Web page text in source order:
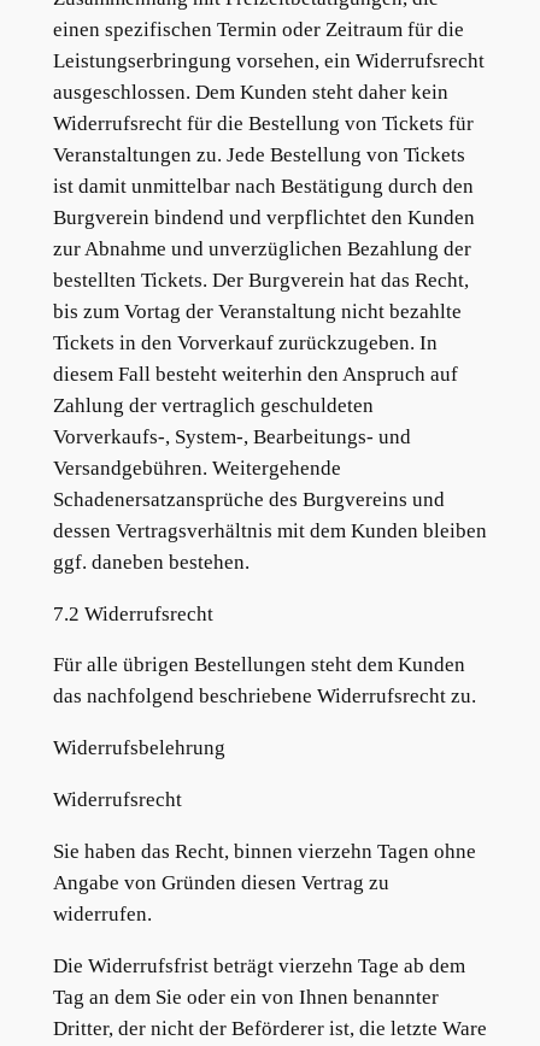
einen spezifischen Termin oder Zeitraum für die
Leistungserbringung vorsehen, ein Widerrufsrecht
ausgeschlossen. Dem Kunden steht daher kein
Widerrufsrecht für die Bestellung von Tickets für
Veranstaltungen zu. Jede Bestellung von Tickets
ist damit unmittelbar nach Bestätigung durch den
Burgverein bindend und verpflichtet den Kunden
zur Abnahme und unverzüglichen Bezahlung der
bestellten Tickets. Der Burgverein hat das Recht,
bis zum Vortag der Veranstaltung nicht bezahlte
Tickets in den Vorverkauf zurückzugeben. In
diesem Fall besteht weiterhin den Anspruch auf
Zahlung der vertraglich geschuldeten
Vorverkaufs-, System-, Bearbeitungs- und
Versandgebühren. Weitergehende
Schadenersatzansprüche des Burgvereins und
dessen Vertragsverhältnis mit dem Kunden bleiben
ggf. daneben bestehen.
7.2 Widerrufsrecht
Für alle übrigen Bestellungen steht dem Kunden
das nachfolgend beschriebene Widerrufsrecht zu.
Widerrufsbelehrung
Widerrufsrecht
Sie haben das Recht, binnen vierzehn Tagen ohne
Angabe von Gründen diesen Vertrag zu
widerrufen.
Die Widerrufsfrist beträgt vierzehn Tage ab dem
Tag an dem Sie oder ein von Ihnen benannter
Dritter, der nicht der Beförderer ist, die letzte Ware